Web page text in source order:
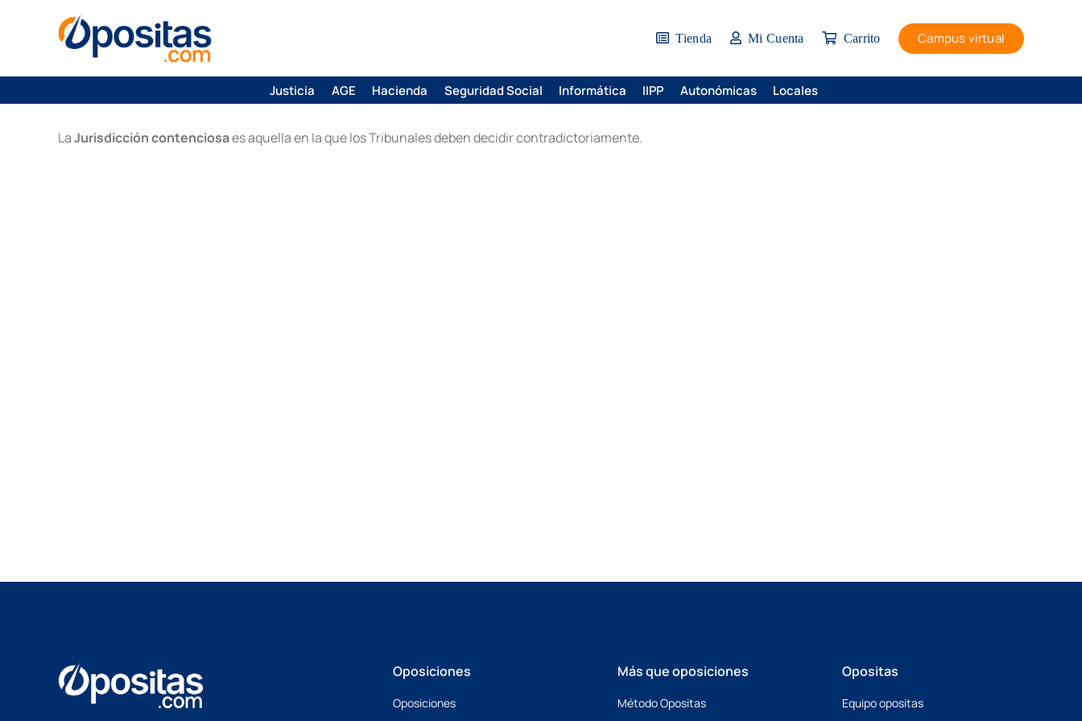
Tienda Mi Cuenta Carrito Campus virtual
Justicia AGE Hacienda Seguridad Social Informática IIPP Autonómicas Locales
LaJurisdicción contenciosaes aquella en la que los Tribunales deben decidir contradictoriamente.
Oposiciones
Oposiciones
Más que oposiciones
Método Opositas
Opositas
Equipo opositas